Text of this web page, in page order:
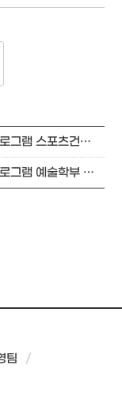
건강학부 강의 계획서
술학부 강의 계획서
팀